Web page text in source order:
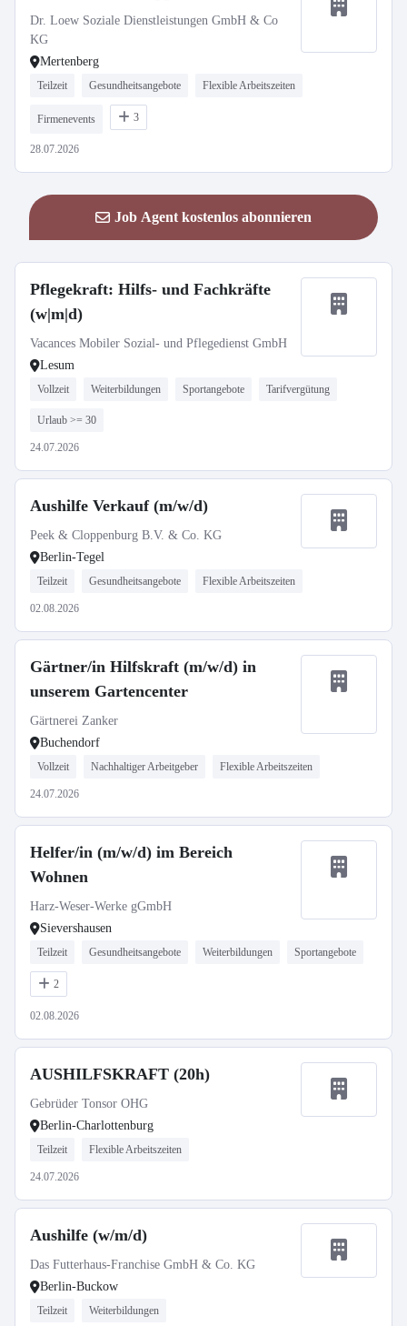
Dr. Loew Soziale Dienstleistungen GmbH & Co
KG
Mertenberg
Teilzeit Gesundheitsangebote Flexible Arbeitszeiten
Firmenevents 3
28.07.2026
Job Agent kostenlos abonnieren
Pflegekraft: Hilfs- und Fachkräfte
(w|m|d)
Vacances Mobiler Sozial- und Pflegedienst GmbH
Lesum
Vollzeit Weiterbildungen Sportangebote Tarifvergütung
Urlaub >= 30
24.07.2026
Aushilfe Verkauf (m/w/d)
Peek & Cloppenburg B.V. & Co. KG
Berlin-Tegel
Teilzeit Gesundheitsangebote Flexible Arbeitszeiten
02.08.2026
Gärtner/in Hilfskraft (m/w/d) in
unserem Gartencenter
Gärtnerei Zanker
Buchendorf
Vollzeit Nachhaltiger Arbeitgeber Flexible Arbeitszeiten
24.07.2026
Helfer/in (m/w/d) im Bereich
Wohnen
Harz-Weser-Werke gGmbH
Sievershausen
Teilzeit Gesundheitsangebote Weiterbildungen Sportangebote
2
02.08.2026
AUSHILFSKRAFT (20h)
Gebrüder Tonsor OHG
Berlin-Charlottenburg
Teilzeit Flexible Arbeitszeiten
24.07.2026
Aushilfe (w/m/d)
Das Futterhaus-Franchise GmbH & Co. KG
Berlin-Buckow
Teilzeit Weiterbildungen